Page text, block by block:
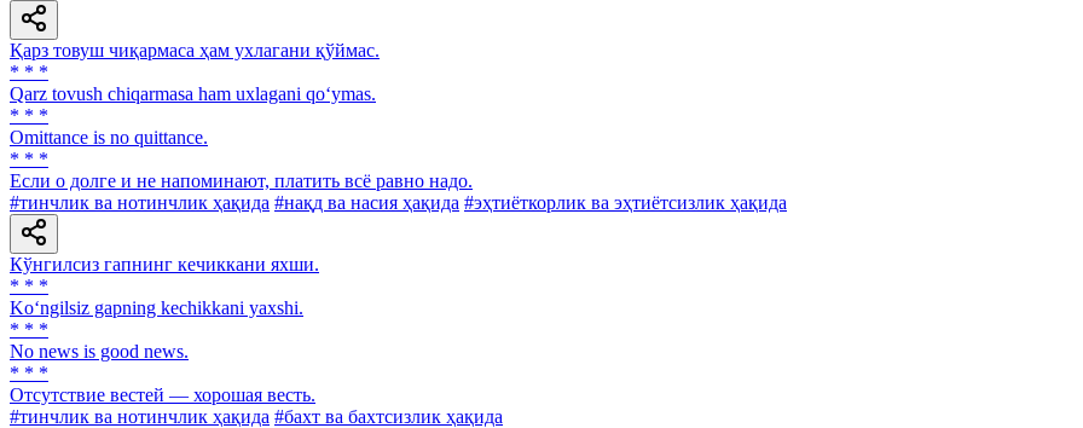
Қарз товуш чиқармаса ҳам ухлагани қўймас.
* * *
Qarz tovush chiqarmasa ham uxlagani qo‘ymas.
* * *
Omittance is no quittance.
* * *
Если о долге и не напоминают, платить всё равно надо.
#тинчлик ва нотинчлик ҳақида #нақд ва насия ҳақида #эҳтиёткорлик ва эҳтиётсизлик ҳақида
Кўнгилсиз гапнинг кечиккани яхши.
* * *
Ko‘ngilsiz gapning kechikkani yaxshi.
* * *
No news is good news.
* * *
Отсутствие вестей — хорошая весть.
#тинчлик ва нотинчлик ҳақида #бахт ва бахтсизлик ҳақида